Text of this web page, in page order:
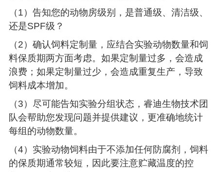
（1）告知您的动物房级别，是普通级、清洁级、
还是SPF级？
（2）确认饲料定制量，应结合实验动物数量和饲
料保质期两方面考虑。如果定制量过多，会造成
浪费；如果定制量过少，会造成重复生产，导致
饲料成本增加。
（3）尽可能告知实验分组状态，睿迪生物技术团
队会帮助您发现问题并提供建议，更准确地统计
每组的动物数量。
（4）实验动物饲料由于不添加任何防腐剂，饲料
的保质期通常较短，因此要注意贮藏温度的控